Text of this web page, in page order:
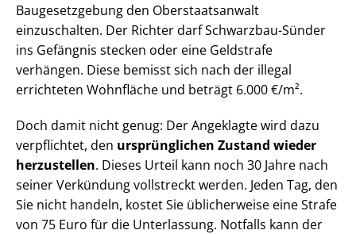
Baugesetzgebung den Ober­staats­an­walt
einzuschalten. Der Richter darf Schwarzbau-Sünder
ins Gefängnis stecken oder eine Geldstrafe
verhängen. Diese bemisst sich nach der illegal
errichteten Wohnfläche und beträgt 6.000 €/m².
Doch damit nicht genug: Der Angeklagte wird dazu
verpflichtet, den ursprünglichen Zustand wieder
herzustellen. Dieses Urteil kann noch 30 Jahre nach
seiner Verkündung vollstreckt werden. Jeden Tag, den
Sie nicht handeln, kostet Sie üblicherweise eine Strafe
von 75 Euro für die Unterlassung. Notfalls kann der